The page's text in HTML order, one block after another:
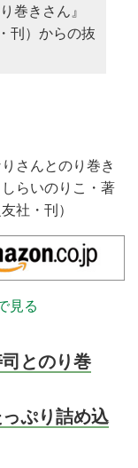
、料理研究家・
の著書『おいな
巻きさん』
刊）からの抜
りさんとのり巻き
らいのりこ・著
社・刊）
見る
とのり巻
ぷり詰め込